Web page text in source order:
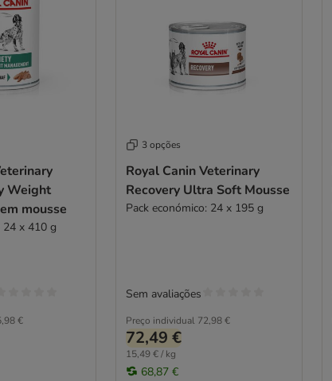
Weight
mousse
24 x 410 g
€
3 opções
Royal Canin Veterinary
Recovery Ultra Soft Mousse
Pack económico: 24 x 195 g
Preço individual 72,98 €
72,49 €
15,49 € / kg
68,87 €
Sem avaliações